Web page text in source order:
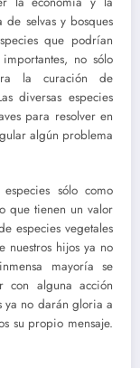
selvas y bosques
que podrían
no sólo
la curación de
diversas especies
para resolver en
algún problema
sólo como
que tienen un valor
especies vegetales
nuestros hijos ya no
mayoría se
con alguna acción
ya no darán gloria a
su propio mensaje.